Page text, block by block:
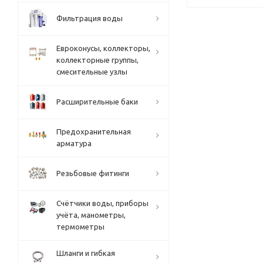
Фильтрация воды
Евроконусы, коллекторы,
коллекторные группы,
смесительные узлы
Расширительные баки
Предохранительная
арматура
Резьбовые фитинги
Счётчики воды, приборы
учёта, манометры,
термометры
Шланги и гибкая